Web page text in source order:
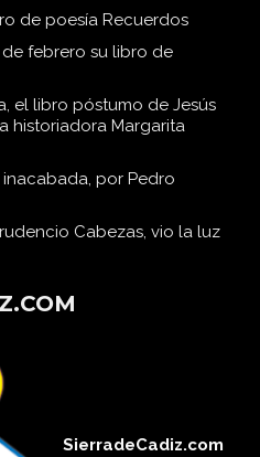
de poesía Recuerdos
de febrero su libro de
el libro póstumo de Jesús
historiadora Margarita
por Pedro
Cabezas, vio la luz
SierradeCadiz.com